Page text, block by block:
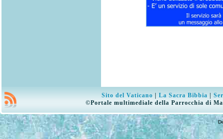
Sito del Vaticano La Sacra Bibbia
©Portale multimediale della Parrocchia di